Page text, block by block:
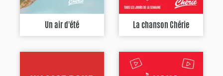
Un air d'été La chanson Chérie